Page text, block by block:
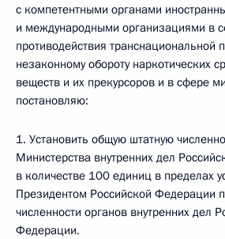
с компетентными органами
и международными организациями в
противодействия транснациональной
незаконному обороту наркотических
веществ и их прекурсоров и в сфере
постановляю:
1. Установить общую штатную
Министерства внутренних дел
в количестве 100 единиц в пределах
Президентом Российской Федерации
численности органов внутренних дел
Федерации.